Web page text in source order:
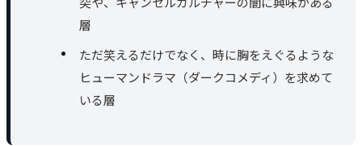
層
ただ笑えるだけでなく、時に胸をえぐるような
ヒューマンドラマ（ダークコメディ）を求めて
いる層